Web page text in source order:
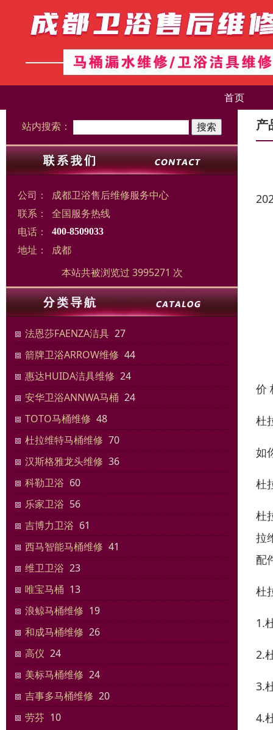
首页
站内搜索：
公司：
成都卫浴售后维修服务中心
联系：
全国服务热线
电话：
400-8509033
地址：
成都
本站共被浏览过 3995271 次
法恩莎FAENZA洁具 27
箭牌卫浴ARROW维修 44
惠达HUIDA洁具维修 24
安华卫浴ANNWA马桶 24
TOTO马桶维修 48
杜拉维特马桶维修 70
汉斯格雅龙头维修 36
科勒卫浴 60
乐家卫浴 56
吉博力卫浴 61
西马智能马桶维修 41
维卫卫浴 23
唯宝马桶 13
浪鲸马桶维修 19
和成马桶维修 26
高仪 24
美标马桶维修 24
吉事多马桶维修 20
劳芬 10
产
价
杜
如
杜
杜
拉
配
杜
1.
2.
3.
4.